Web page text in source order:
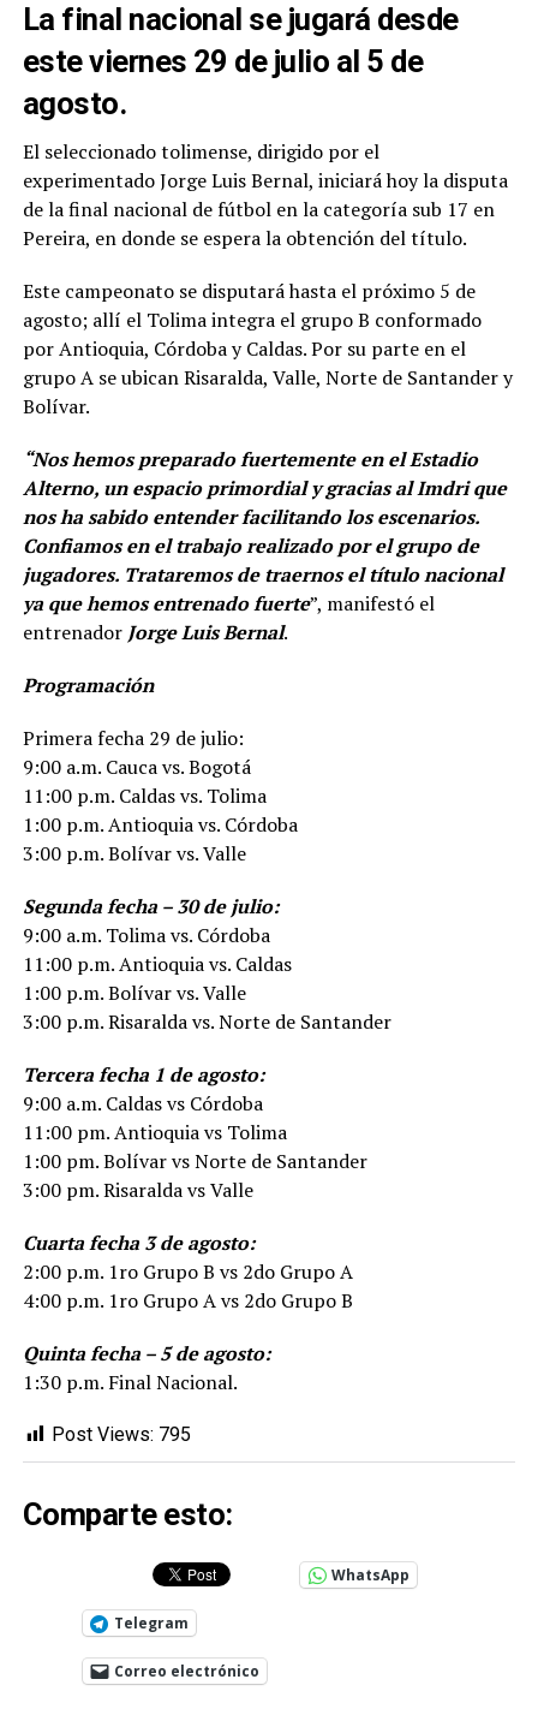
La final nacional se jugará desde
este viernes 29 de julio al 5 de
agosto.
El seleccionado tolimense, dirigido por el
experimentado Jorge Luis Bernal, iniciará hoy la disputa
de la final nacional de fútbol en la categoría sub 17 en
Pereira, en donde se espera la obtención del título.
Este campeonato se disputará hasta el próximo 5 de
agosto; allí el Tolima integra el grupo B conformado
por Antioquia, Córdoba y Caldas. Por su parte en el
grupo A se ubican Risaralda, Valle, Norte de Santander y
Bolívar.
“Nos hemos preparado fuertemente en el Estadio
Alterno, un espacio primordial y gracias al Imdri que
nos ha sabido entender facilitando los escenarios.
Confiamos en el trabajo realizado por el grupo de
jugadores. Trataremos de traernos el título nacional
ya que hemos entrenado fuerte”, manifestó el
entrenador Jorge Luis Bernal.
Programación
Primera fecha 29 de julio:
9:00 a.m. Cauca vs. Bogotá
11:00 p.m. Caldas vs. Tolima
1:00 p.m. Antioquia vs. Córdoba
3:00 p.m. Bolívar vs. Valle
Segunda fecha – 30 de julio:
9:00 a.m. Tolima vs. Córdoba
11:00 p.m. Antioquia vs. Caldas
1:00 p.m. Bolívar vs. Valle
3:00 p.m. Risaralda vs. Norte de Santander
Tercera fecha 1 de agosto:
9:00 a.m. Caldas vs Córdoba
11:00 pm. Antioquia vs Tolima
1:00 pm. Bolívar vs Norte de Santander
3:00 pm. Risaralda vs Valle
Cuarta fecha 3 de agosto:
2:00 p.m. 1ro Grupo B vs 2do Grupo A
4:00 p.m. 1ro Grupo A vs 2do Grupo B
Quinta fecha – 5 de agosto:
1:30 p.m. Final Nacional.
Post Views: 795
Comparte esto:
WhatsApp
Telegram
Correo electrónico